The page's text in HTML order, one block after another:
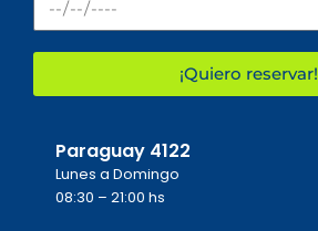
¡Quiero reservar!
Paraguay 4122
Lunes a Domingo
08:30 – 21:00 hs